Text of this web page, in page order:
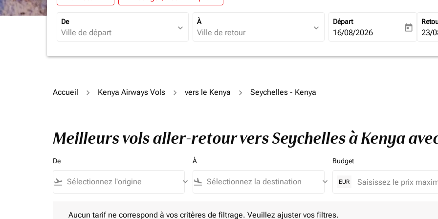
De
expand_more
À
expand_more
Départ
fc-booking-departure-date-
16/08/2026 today fc-
23/
Accueil Kenya Airways Vols vers le Kenya Seychelles - Kenya
Meilleurs vols aller-retour vers Seychelles à Kenya
De
flight_takeoff keyboard_arrow_down
À
flight_land keyboard_arrow_down
Budget
EUR
Aucun tarif ne correspond à vos critères de filtrage. Veuillez ajuster vos filtres.